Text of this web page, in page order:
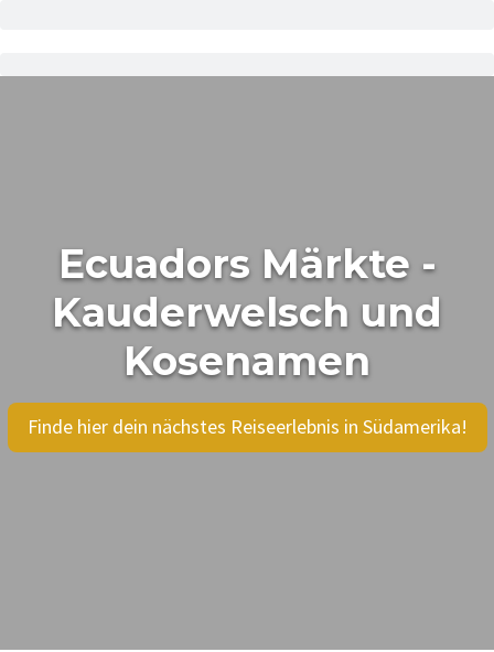
Ecuadors Märkte -
Kauderwelsch und
Kosenamen
Finde hier dein nächstes Reiseerlebnis in Südamerika!